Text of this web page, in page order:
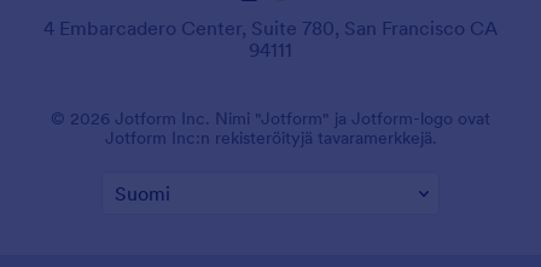
4 Embarcadero Center, Suite 780, San Francisco CA
94111
© 2026 Jotform Inc. Nimi "Jotform" ja Jotform-logo ovat
Jotform Inc:n rekisteröityjä tavaramerkkejä.